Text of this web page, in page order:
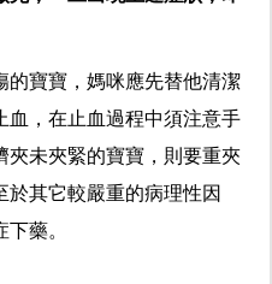
的寶寶，媽咪應先替他清潔
血，在止血過程中須注意手
夾未夾緊的寶寶，則要重夾
於其它較嚴重的病理性因
藥。